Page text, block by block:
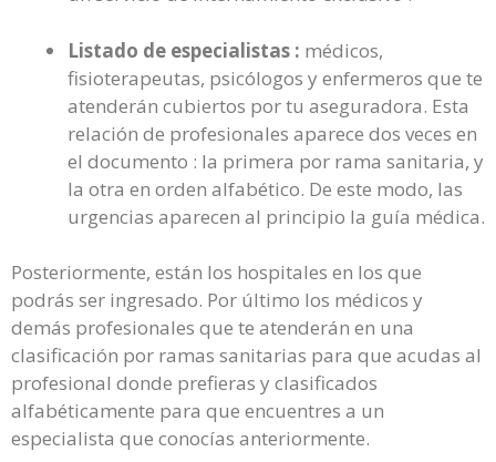
Listado de especialistas : médicos,
fisioterapeutas, psicólogos y enfermeros que te
atenderán cubiertos por tu aseguradora. Esta
relación de profesionales aparece dos veces en
el documento : la primera por rama sanitaria, y
la otra en orden alfabético. De este modo, las
urgencias aparecen al principio la guía médica.
Posteriormente, están los hospitales en los que
podrás ser ingresado. Por último los médicos y
demás profesionales que te atenderán en una
clasificación por ramas sanitarias para que acudas al
profesional donde prefieras y clasificados
alfabéticamente para que encuentres a un
especialista que conocías anteriormente.